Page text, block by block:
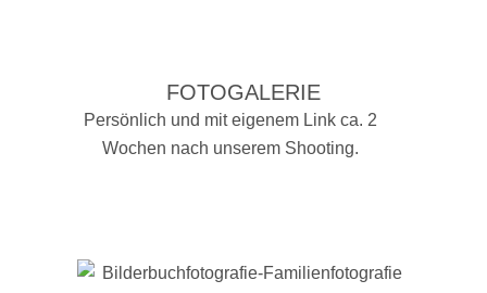
FOTOGALERIE
Persönlich und mit eigenem Link ca. 2
Wochen nach unserem Shooting.